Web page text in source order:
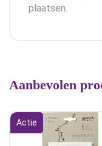
plaatsen.
Aanbevolen
Actie